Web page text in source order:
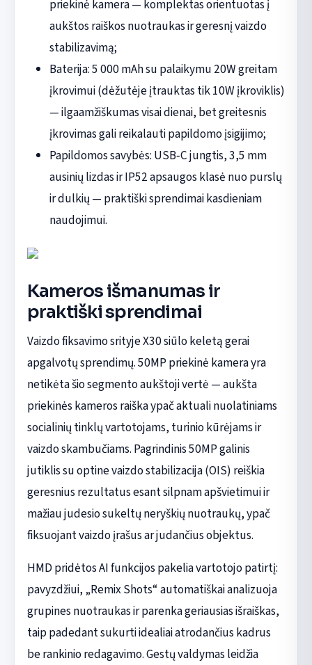
priekinė kamera — komplektas orientuotas į
aukštos raiškos nuotraukas ir geresnį vaizdo
stabilizavimą;
Baterija: 5 000 mAh su palaikymu 20W greitam
įkrovimui (dėžutėje įtrauktas tik 10W įkroviklis)
— ilgaamžiškumas visai dienai, bet greitesnis
įkrovimas gali reikalauti papildomo įsigijimo;
Papildomos savybės: USB‑C jungtis, 3,5 mm
ausinių lizdas ir IP52 apsaugos klasė nuo purslų
ir dulkių — praktiški sprendimai kasdieniam
naudojimui.
Kameros išmanumas ir
praktiški sprendimai
Vaizdo fiksavimo srityje X30 siūlo keletą gerai
apgalvotų sprendimų. 50MP priekinė kamera yra
netikėta šio segmento aukštoji vertė — aukšta
priekinės kameros raiška ypač aktuali nuolatiniams
socialinių tinklų vartotojams, turinio kūrėjams ir
vaizdo skambučiams. Pagrindinis 50MP galinis
jutiklis su optine vaizdo stabilizacija (OIS) reiškia
geresnius rezultatus esant silpnam apšvietimui ir
mažiau judesio sukeltų neryškių nuotraukų, ypač
fiksuojant vaizdo įrašus ar judančius objektus.
HMD pridėtos AI funkcijos pakelia vartotojo patirtį:
pavyzdžiui, „Remix Shots“ automatiškai analizuoja
grupines nuotraukas ir parenka geriausias išraiškas,
taip padedant sukurti idealiai atrodančius kadrus
be rankinio redagavimo. Gestų valdymas leidžia